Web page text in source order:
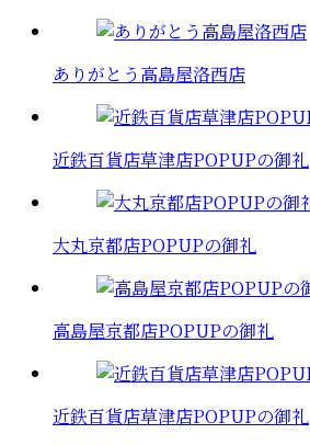
ありがとう高島屋洛西店
近鉄百貨店草津店POPUPの御礼
大丸京都店POPUPの御礼
高島屋京都店POPUPの御礼
近鉄百貨店草津店POPUPの御礼